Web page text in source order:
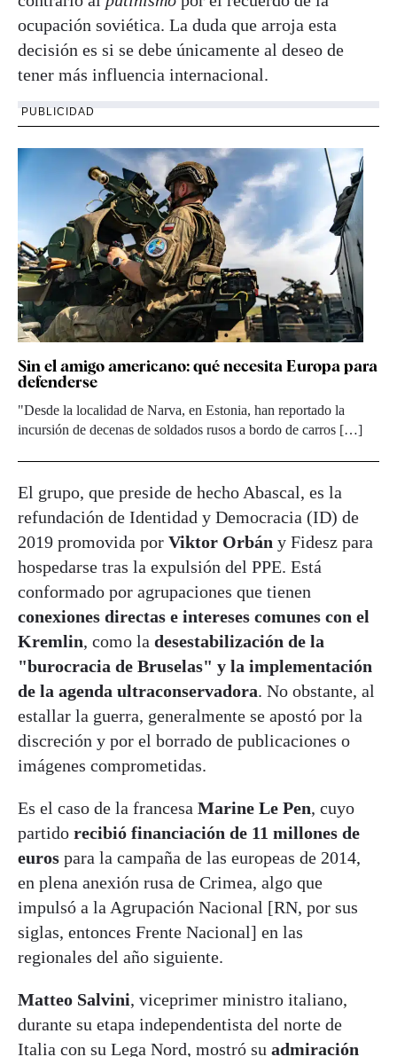
ocupación soviética. La duda que arroja esta
decisión es si se debe únicamente al deseo de
tener más influencia internacional.
PUBLICIDAD
Sin el amigo americano: qué necesita Europa para
defenderse
"Desde la localidad de Narva, en Estonia, han reportado la
incursión de decenas de soldados rusos a bordo de carros […]
El grupo, que preside de hecho Abascal, es la
refundación de Identidad y Democracia (ID) de
2019 promovida por Viktor Orbán y Fidesz para
hospedarse tras la expulsión del PPE. Está
conformado por agrupaciones que tienen
conexiones directas e intereses comunes con el
Kremlin, como la desestabilización de la
"burocracia de Bruselas" y la implementación
de la agenda ultraconservadora. No obstante, al
estallar la guerra, generalmente se apostó por la
discreción y por el borrado de publicaciones o
imágenes comprometidas.
Es el caso de la francesa Marine Le Pen, cuyo
partido recibió financiación de 11 millones de
euros para la campaña de las europeas de 2014,
en plena anexión rusa de Crimea, algo que
impulsó a la Agrupación Nacional [RN, por sus
siglas, entonces Frente Nacional] en las
regionales del año siguiente.
Matteo Salvini, viceprimer ministro italiano,
durante su etapa independentista del norte de
Italia con su Lega Nord, mostró su admiración